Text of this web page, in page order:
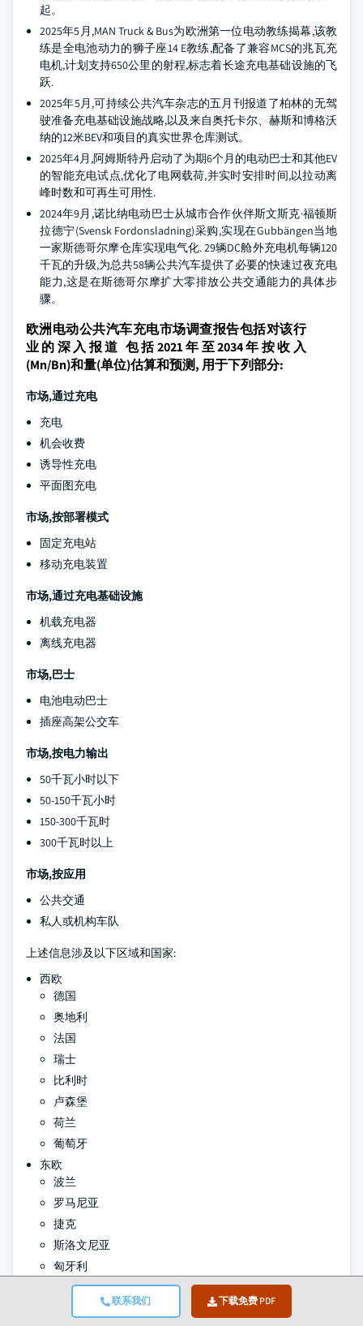
联系我们 下载免费 PDF
起。
2025年5月,MAN Truck & Bus为欧洲第一位电动教练揭幕,该教
练是全电池动力的狮子座14 E教练,配备了兼容MCS的兆瓦充
电机,计划支持650公里的射程,标志着长途充电基础设施的飞
跃.
2025年5月,可持续公共汽车杂志的五月刊报道了柏林的无驾
驶准备充电基础设施战略,以及来自奥托卡尔、赫斯和博格沃
纳的12米BEV和项目的真实世界仓库测试。
2025年4月,阿姆斯特丹启动了为期6个月的电动巴士和其他EV
的智能充电试点,优化了电网载荷,并实时安排时间,以拉动离
峰时数和可再生可用性.
2024年9月,诺比纳电动巴士从城市合作伙伴斯文斯克·福顿斯
拉德宁(Svensk Fordonsladning)采购,实现在Gubbängen当地
一家斯德哥尔摩仓库实现电气化. 29辆DC舱外充电机每辆120
千瓦的升级,为总共58辆公共汽车提供了必要的快速过夜充电
能力,这是在斯德哥尔摩扩大零排放公共交通能力的具体步
骤。
欧洲电动公共汽车充电市场调查报告包括对该行
业的深入报道 包括2021年至2034年按收入
(Mn/Bn)和量(单位)估算和预测, 用于下列部分:
市场,通过充电
充电
机会收费
诱导性充电
平面图充电
市场,按部署模式
固定充电站
移动充电装置
市场,通过充电基础设施
机载充电器
离线充电器
市场,巴士
电池电动巴士
插座高架公交车
市场,按电力输出
50千瓦小时以下
50-150千瓦小时
150-300千瓦时
300千瓦时以上
市场,按应用
公共交通
私人或机构车队
上述信息涉及以下区域和国家:
西欧
德国
奥地利
法国
瑞士
比利时
卢森堡
荷兰
葡萄牙
东欧
波兰
罗马尼亚
捷克
斯洛文尼亚
匈牙利
保加利亚